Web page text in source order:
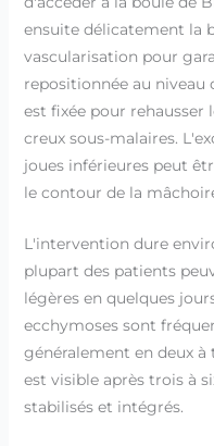
ensuite délicatement la
vascularisation pour
repositionnée au niveau
est fixée pour
creux sous-malaires.
joues inférieures peut
le contour de la
L'intervention dure
plupart des patients
légères en quelques
ecchymoses sont
généralement en deux
est visible après trois à
stabilisés et intégrés.